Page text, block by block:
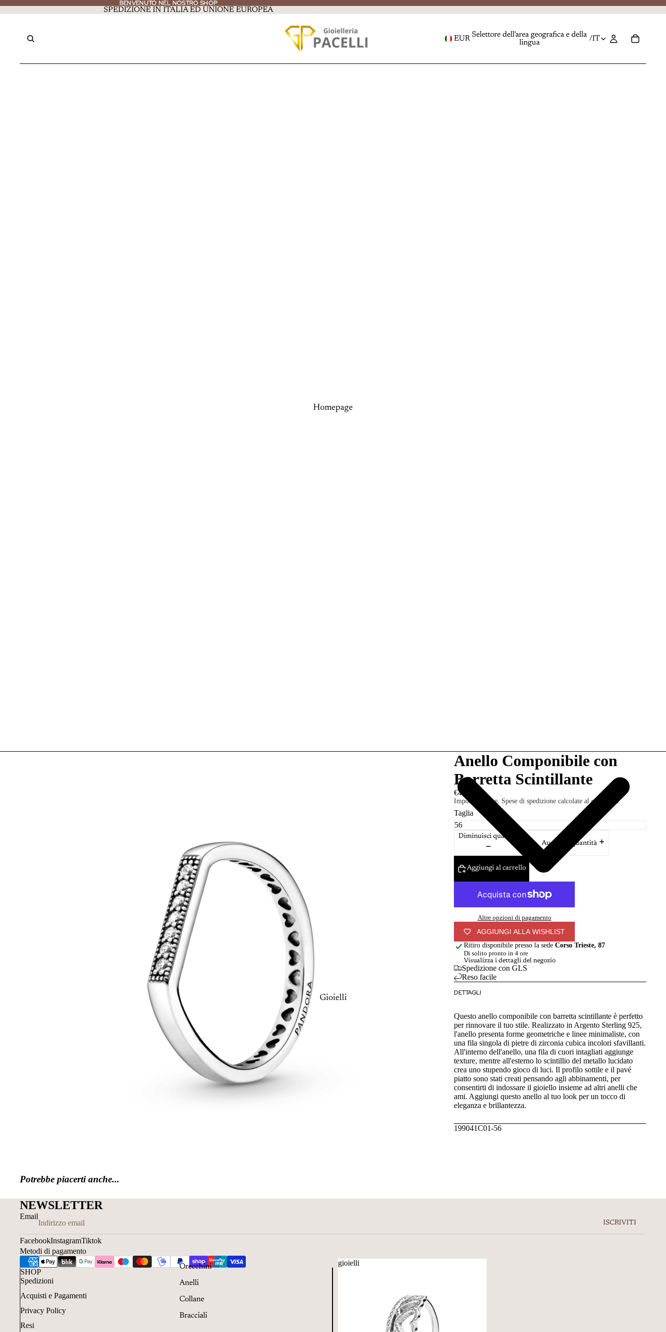
BENVENUTO NEL NOSTRO SHOP
BENVENUTO NEL NOSTRO SHOP
SPEDIZIONE IN ITALIA ED UNIONE EUROPEA
EUR Selettore dell'area geografica e della
lingua
/IT
Homepage
Gioielli
Orecchini
Anelli
Collane
Bracciali
gioielli
Anello Componibile con
Barretta Scintillante
€49,00
Imposte incluse. Spese di spedizione calcolate al check-out.
Taglia
Diminuisci quantità
Aumenta quantità
Aggiungi al carrello
Altre opzioni di pagamento
AGGIUNGI ALLA WISHLIST
Ritiro disponibile presso la sede Corso Trieste, 87
Di solito pronto in 4 ore
Visualizza i dettagli del negozio
Spedizione con GLS
Reso facile
DETTAGLI
Questo anello componibile con barretta scintillante è perfetto
per rinnovare il tuo stile. Realizzato in Argento Sterling 925,
l'anello presenta forme geometriche e linee minimaliste, con
una fila singola di pietre di zirconia cubica incolori sfavillanti.
All'interno dell'anello, una fila di cuori intagliati aggiunge
texture, mentre all'esterno lo scintillio del metallo lucidato
crea uno stupendo gioco di luci. Il profilo sottile e il pavé
piatto sono stati creati pensando agli abbinamenti, per
consentirti di indossare il gioiello insieme ad altri anelli che
ami. Aggiungi questo anello al tuo look per un tocco di
eleganza e brillantezza.
199041C01-56
Potrebbe piacerti anche...
NEWSLETTER
Email
ISCRIVITI
FacebookInstagramTiktok
Metodi di pagamento
SHOP
Spedizioni
Acquisti e Pagamenti
Privacy Policy
Resi